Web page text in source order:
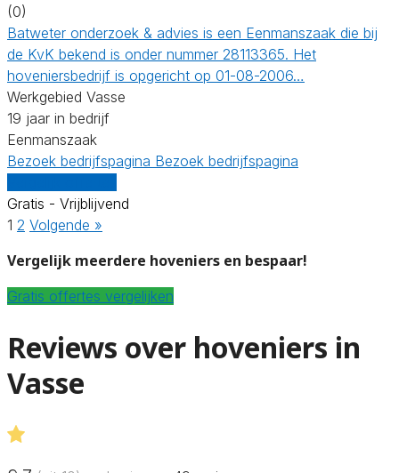
(0)
Batweter onderzoek & advies is een Eenmanszaak die bij
de KvK bekend is onder nummer 28113365. Het
hoveniersbedrijf is opgericht op 01-08-2006…
Werkgebied Vasse
19 jaar in bedrijf
Eenmanszaak
Bezoek bedrijfspagina Bezoek bedrijfspagina
Gratis - Vrijblijvend
1 2 Volgende »
Vergelijk meerdere hoveniers en bespaar!
Gratis offertes vergelijken
Reviews over hoveniers in
Vasse